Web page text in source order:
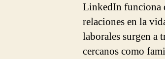
LinkedIn funciona
relaciones en la
laborales surgen a
cercanos como